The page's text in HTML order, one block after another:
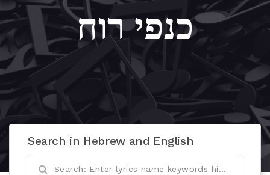
כנפי רוח
Search in Hebrew and English